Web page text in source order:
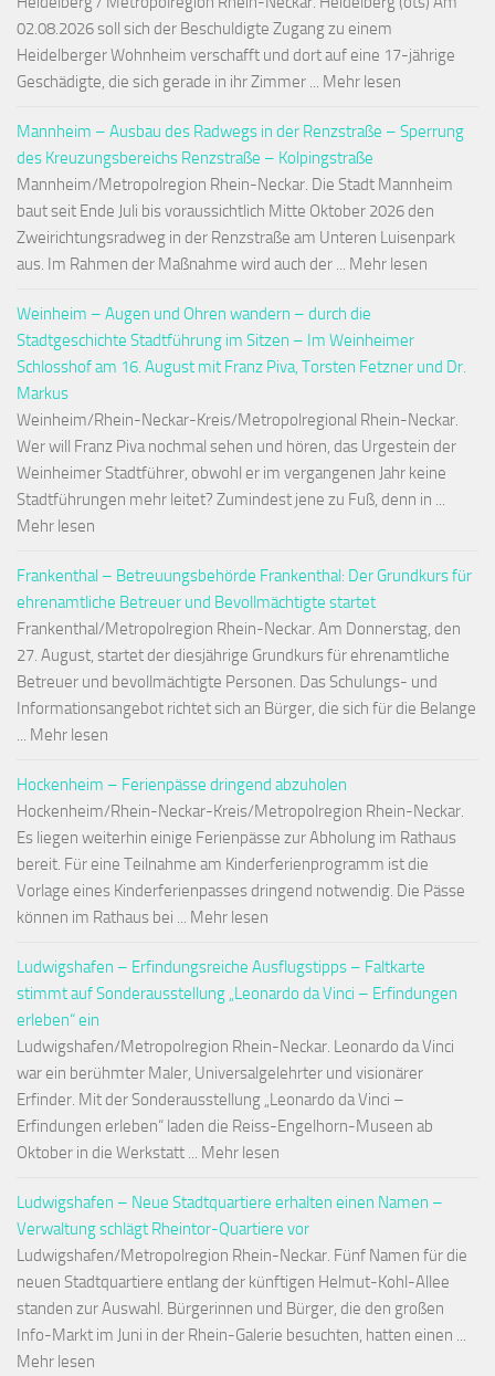
02.08.2026 soll sich der Beschuldigte Zugang zu einem
Heidelberger Wohnheim verschafft und dort auf eine 17-jährige
Geschädigte, die sich gerade in ihr Zimmer ... Mehr lesen
Mannheim – Ausbau des Radwegs in der Renzstraße – Sperrung
des Kreuzungsbereichs Renzstraße – Kolpingstraße
Mannheim/Metropolregion Rhein-Neckar. Die Stadt Mannheim
baut seit Ende Juli bis voraussichtlich Mitte Oktober 2026 den
Zweirichtungsradweg in der Renzstraße am Unteren Luisenpark
aus. Im Rahmen der Maßnahme wird auch der ... Mehr lesen
Weinheim – Augen und Ohren wandern – durch die
Stadtgeschichte Stadtführung im Sitzen – Im Weinheimer
Schlosshof am 16. August mit Franz Piva, Torsten Fetzner und Dr.
Markus
Weinheim/Rhein-Neckar-Kreis/Metropolregional Rhein-Neckar.
Wer will Franz Piva nochmal sehen und hören, das Urgestein der
Weinheimer Stadtführer, obwohl er im vergangenen Jahr keine
Stadtführungen mehr leitet? Zumindest jene zu Fuß, denn in ...
Mehr lesen
Frankenthal – Betreuungsbehörde Frankenthal: Der Grundkurs für
ehrenamtliche Betreuer und Bevollmächtigte startet
Frankenthal/Metropolregion Rhein-Neckar. Am Donnerstag, den
27. August, startet der diesjährige Grundkurs für ehrenamtliche
Betreuer und bevollmächtigte Personen. Das Schulungs- und
Informationsangebot richtet sich an Bürger, die sich für die Belange
... Mehr lesen
Hockenheim – Ferienpässe dringend abzuholen
Hockenheim/Rhein-Neckar-Kreis/Metropolregion Rhein-Neckar.
Es liegen weiterhin einige Ferienpässe zur Abholung im Rathaus
bereit. Für eine Teilnahme am Kinderferienprogramm ist die
Vorlage eines Kinderferienpasses dringend notwendig. Die Pässe
können im Rathaus bei ... Mehr lesen
Ludwigshafen – Erfindungsreiche Ausflugstipps – Faltkarte
stimmt auf Sonderausstellung „Leonardo da Vinci – Erfindungen
erleben“ ein
Ludwigshafen/Metropolregion Rhein-Neckar. Leonardo da Vinci
war ein berühmter Maler, Universalgelehrter und visionärer
Erfinder. Mit der Sonderausstellung „Leonardo da Vinci –
Erfindungen erleben“ laden die Reiss-Engelhorn-Museen ab
Oktober in die Werkstatt ... Mehr lesen
Ludwigshafen – Neue Stadtquartiere erhalten einen Namen –
Verwaltung schlägt Rheintor-Quartiere vor
Ludwigshafen/Metropolregion Rhein-Neckar. Fünf Namen für die
neuen Stadtquartiere entlang der künftigen Helmut-Kohl-Allee
standen zur Auswahl. Bürgerinnen und Bürger, die den großen
Info-Markt im Juni in der Rhein-Galerie besuchten, hatten einen ...
Mehr lesen